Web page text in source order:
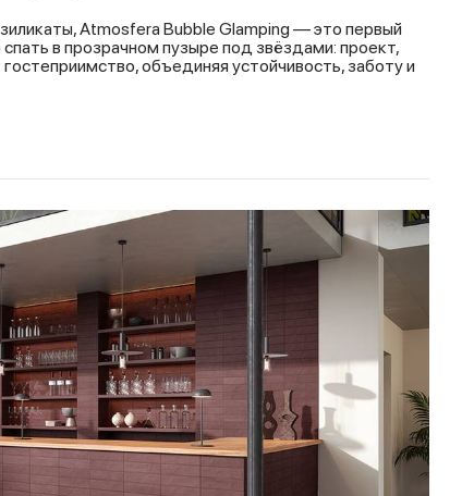
Atmosfera Bubble Glamping — это первый
в прозрачном пузыре под звёздами: проект,
объединяя устойчивость, заботу и